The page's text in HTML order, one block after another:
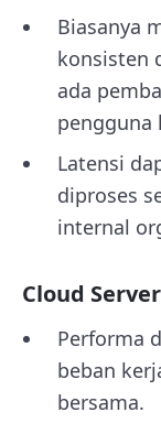
Biasanya
konsisten
ada
pengguna
Latensi
diproses
internal
Cloud Server
Performa
beban
bersama.